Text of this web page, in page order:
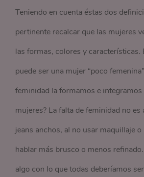
Teniendo en cuenta éstas dos
pertinente recalcar que las mujeres
las formas, colores y características.
puede ser una mujer “poco
feminidad la formamos e integramos
mujeres? La falta de feminidad no
jeans anchos, al no usar maquillaje o
hablar más brusco o menos
algo con lo que todas deberíamos